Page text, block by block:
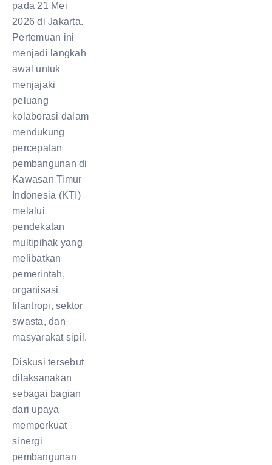
pada 21 Mei
2026 di Jakarta.
Pertemuan ini
menjadi langkah
awal untuk
menjajaki
peluang
kolaborasi dalam
mendukung
percepatan
pembangunan di
Kawasan Timur
Indonesia (KTI)
melalui
pendekatan
multipihak yang
melibatkan
pemerintah,
organisasi
filantropi, sektor
swasta, dan
masyarakat sipil.
Diskusi tersebut
dilaksanakan
sebagai bagian
dari upaya
memperkuat
sinergi
pembangunan